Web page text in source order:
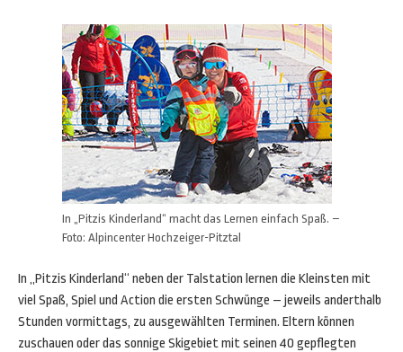
In „Pitzis Kinderland“ macht das Lernen einfach Spaß. –
Foto: Alpincenter Hochzeiger-Pitztal
In „Pitzis Kinderland“ neben der Talstation lernen die Kleinsten mit
viel Spaß, Spiel und Action die ersten Schwünge – jeweils anderthalb
Stunden vormittags, zu ausgewählten Terminen. Eltern können
zuschauen oder das sonnige Skigebiet mit seinen 40 gepflegten